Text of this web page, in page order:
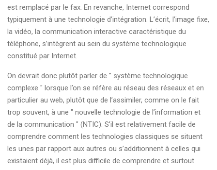
est remplacé par le fax. En revanche, Internet correspond
typiquement à une technologie d’intégration. L’écrit, l’image fixe,
la vidéo, la communication interactive caractéristique du
téléphone, s’intègrent au sein du système technologique
constitué par Internet.
On devrait donc plutôt parler de " système technologique
complexe " lorsque l’on se réfère au réseau des réseaux et en
particulier au web, plutôt que de l’assimiler, comme on le fait
trop souvent, à une " nouvelle technologie de l’information et
de la communication " (NTIC). S’il est relativement facile de
comprendre comment les technologies classiques se situent
les unes par rapport aux autres ou s’additionnent à celles qui
existaient déjà, il est plus difficile de comprendre et surtout